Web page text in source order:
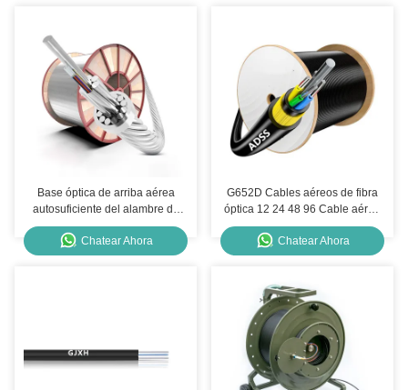
Base óptica de arriba aérea
autosuficiente del alambre de
tierra 48 del cable de fribra
óptica de OPGW
Chatear Ahora
G652D Cables aéreos de fibra
óptica 12 24 48 96 Cable aéreo
ADSS autoportante de núcleo
Chatear Ahora